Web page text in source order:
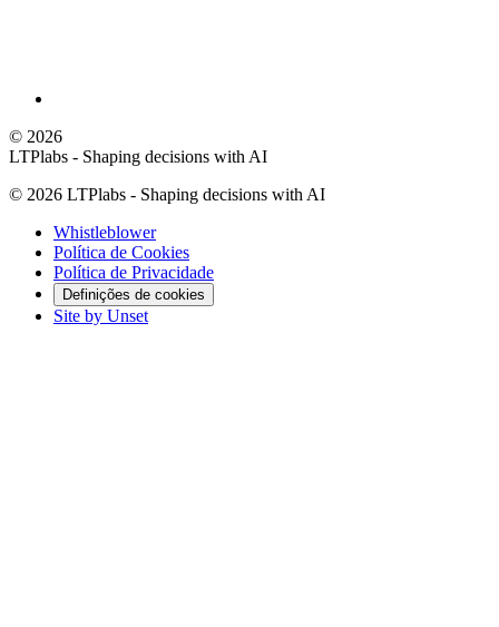
© 2026
LTPlabs - Shaping decisions with AI
© 2026 LTPlabs - Shaping decisions with AI
Whistleblower
Política de Cookies
Política de Privacidade
Definições de cookies
Site by Unset